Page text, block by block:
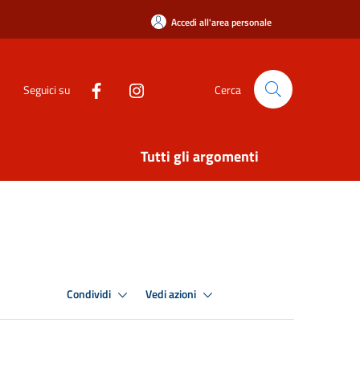
Accedi all'area personale
Seguici su Cerca
Tutti gli argomenti
Condividi Vedi azioni